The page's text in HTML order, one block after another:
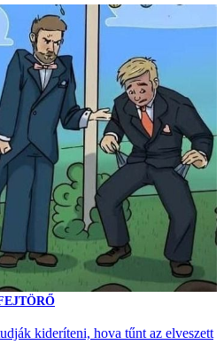
kideríteni, hova tűnt az elveszett